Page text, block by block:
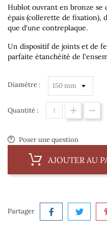
Hublot ouvrant en bronze se
épais (collerette de fixation),
que d'une contreplaque.
Un dispositif de joints et de
parfaite étanchéité de
Diamètre :
Quantité :
Poser une question
AJOUTER AU
Partager